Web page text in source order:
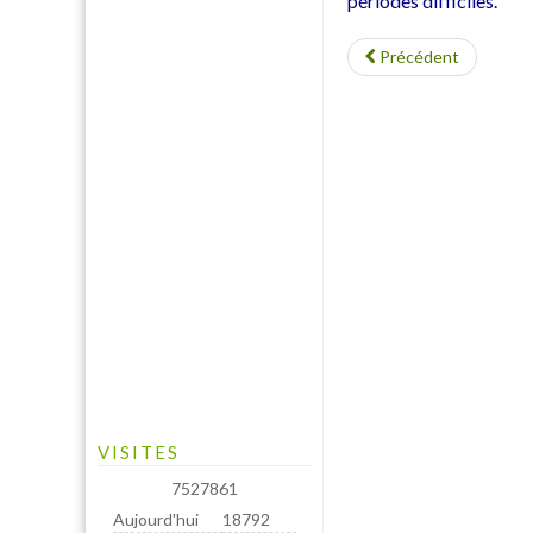
Précédent
VISITES
7527861
Aujourd'hui
18792